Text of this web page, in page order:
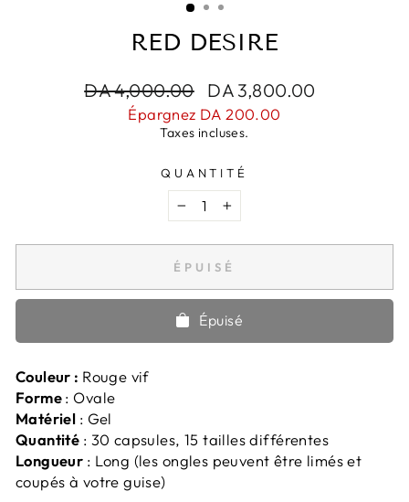
RED DESIRE
Prix
régulier
DA 4,000.00
Prix
réduit
DA 3,800.00
Épargnez DA 200.00
Taxes incluses.
QUANTITÉ
− +
ÉPUISÉ
Épuisé
Couleur : Rouge vif
Forme: Ovale
Matériel : Gel
Quantité : 30 capsules, 15 tailles différentes
Longueur : Long (les ongles peuvent être limés et
coupés à votre guise)